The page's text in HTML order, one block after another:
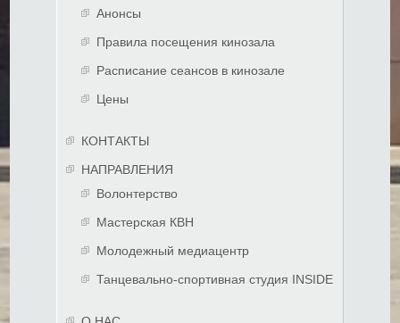
Анонсы
Правила посещения кинозала
Расписание сеансов в кинозале
Цены
КОНТАКТЫ
НАПРАВЛЕНИЯ
Волонтерство
Мастерская КВН
Молодежный медиацентр
Танцевально-спортивная студия INSIDE